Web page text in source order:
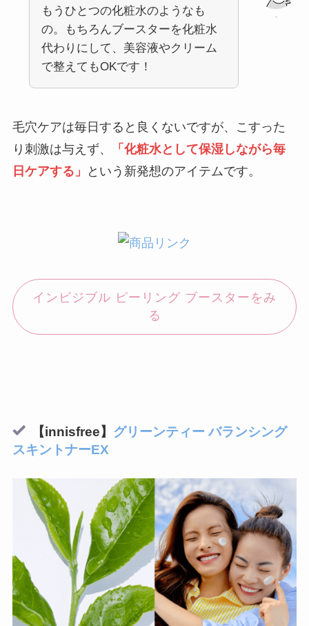
.
もうひとつの化粧水のようなも
の。もちろんブースターを化粧水
代わりにして、美容液やクリーム
で整えてもOKです！
毛穴ケアは毎日すると良くないですが、こすった
り刺激は与えず、
「化粧水として保湿しながら毎
日ケアする」
という新発想のアイテムです。
インビジブル ピーリング ブースターをみ
る
【innisfree】 グリーンティー バランシング
スキントナーEX